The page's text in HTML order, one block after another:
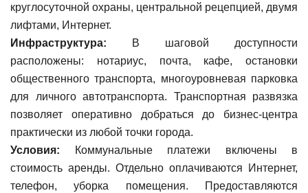
круглосуточной охраны, центральной рецепцией, двумя
лифтами, Интернет.
Инфраструктура: В шаговой доступности
расположены: нотариус, почта, кафе, остановки
общественного транспорта, многоуровневая парковка
для личного автотранспорта. Транспортная развязка
позволяет оперативно добраться до бизнес-центра
практически из любой точки города.
Условия: Коммунальные платежи включены в
стоимость аренды. Отдельно оплачиваются Интернет,
телефон, уборка помещения. Предоставляются